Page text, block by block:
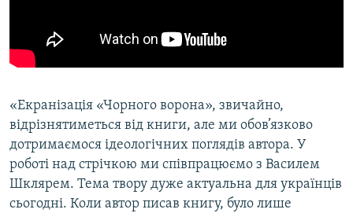
«Екранізація «Чорного ворона», звичайно,
відрізнятиметься від книги, але ми обов’язково
дотримаємося ідеологічних поглядів автора. У
роботі над стрічкою ми співпрацюємо з Василем
Шклярем. Тема твору дуже актуальна для українців
сьогодні. Коли автор писав книгу, було лише